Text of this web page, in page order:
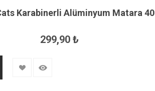
Karabinerli Alüminyum Matara
299,90 ₺